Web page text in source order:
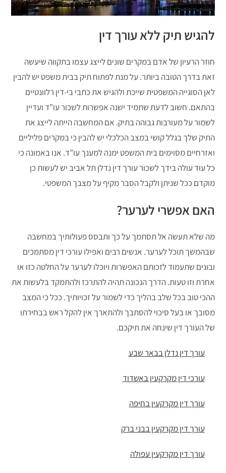
להגיש תיק ללא עורך דין
חוזר הרעיון של אדם במקרים שונים לייצג עצמו בתקווה שיעשה
זאת בדרך הטובה ביותר. על מנת לפתוח תיק בבית משפט יש להבין
לאן הסוגייה המשפטית שייכת ולהגיש את כתבי בי-דין רלוונטיים
בהתאם. חשוב לדעת שתמיד ישנה אפשרות לשכור עו”ד ועדיין
לשמור על מעורבות גבוהה בתיק. אם המחשבה הייתה לייצג את
התיק שלך בגלל קושי במצב הכלכלי יש להבין כי במקרים פליליים
ואזרחיים מסוימים בית המשפט ימנה למענך עו”ד. אנו באמונה כי
כל עוד עולה בידך לשכור עורך דין נדלן תל אביב יש לעשות כן
מוקדם ככל שניתן ולקבל הסבר מקיף על מצבך המשפטי.
האם אפשרי לערער?
מה שלא תעשה אל תסתמך על כך ותבסס פעולותיך במחשבה
שבהמשך תוכל לערער. אנשים רבים ואפילו עורכי דין מסתמכים
ובונים שתעמוד לזכותם האפשרות ויוכלו לערער על החלטה כזו או
אחרת וזו טעות. הדרך הנכונה תהיה להתרכז ולהתמקד בלעשות את
ההכי טוב בכל שלב בהליך כדי לשמור על זכויותיך. ככל כי המצב
מסובך או בעל סיכוי להסתבך ולהתארך אין להקל ראש בבחירתו
של העורך דין שינחה את תיקכם.
עורך דין נדלן בבאר שבע
עורכי דין מקרקעין באשדוד
עורך דין מקרקעין בחיפה
עורך דין מקרקעין בבני ברק
עורך דין מקרקעין עפולה